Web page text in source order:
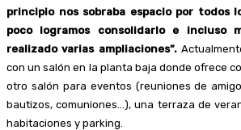
principio nos sobraba espacio por todos
poco logramos consolidarlo e incluso
realizado varias ampliaciones”.
con un salón en la planta baja donde ofrece
otro salón para eventos (reuniones de
bautizos, comuniones…), una terraza de
habitaciones y parking.